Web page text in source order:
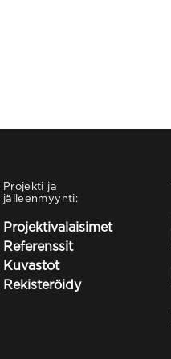
Projekti ja
jälleenmyynti:
Projektivalaisimet
Referenssit
Kuvastot
Rekisteröidy